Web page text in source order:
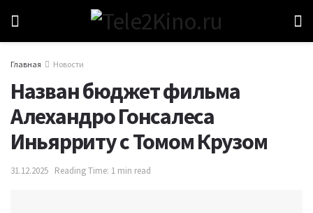
Главная Новости
Назван бюджет фильма
Алехандро Гонсалеса
Иньярриту с Томом Крузом
31.12.2025 Reading Time: 1 min read